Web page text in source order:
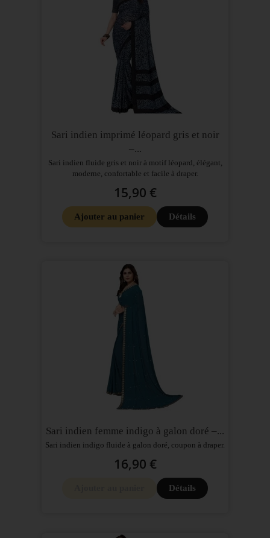
Sari indien imprimé léopard gris et noir
–...
Sari indien fluide gris et noir à motif léopard, élégant,
moderne, confortable et facile à draper.
15,90 €
Ajouter au panier Détails
Sari indien femme indigo à galon doré –...
Sari indien indigo fluide à galon doré, coupon à draper.
16,90 €
Détails